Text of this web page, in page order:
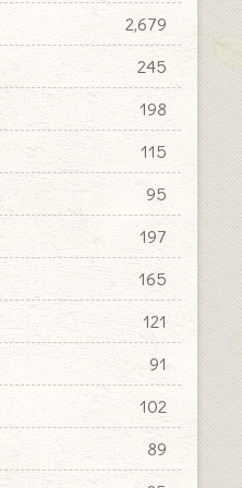
2,679
245
198
115
95
197
165
121
91
102
89